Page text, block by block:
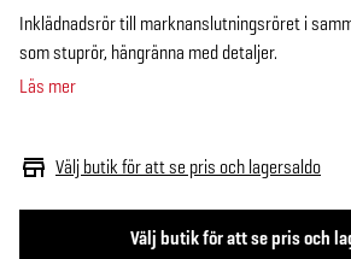
Välj butik för att se pris och
Välj butik för att se pris och lagersaldo
Inklädnadsrör till marknanslutningsröret i
som stuprör, hängränna med detaljer.
Läs mer